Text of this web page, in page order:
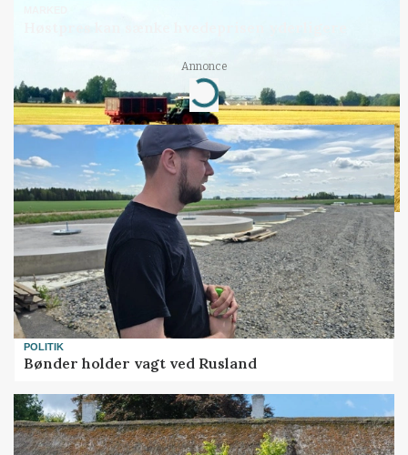
Annonce
Loading...
POLITIK
Bønder holder vagt ved Rusland